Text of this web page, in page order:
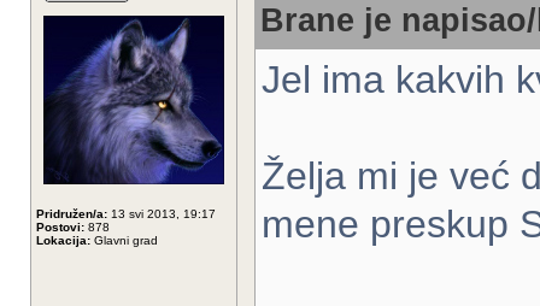
Pridružen/a: 13 svi 2013, 19:17
Postovi: 878
Lokacija: Glavni grad
Brane je
Jel ima kakvih
Želja mi je već
mene preskup